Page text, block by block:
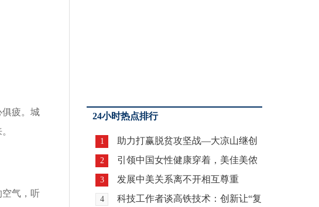
俱疲。城
空气，听
24小时热点排行
1
助力打赢脱贫攻坚战—大凉山继创
者学校举行开学典
2
引领中国女性健康穿着，美佳美侬
总经理宋佳林受邀
3 发展中美关系离不开相互尊重
4
科技工作者谈高铁技术：创新让“复